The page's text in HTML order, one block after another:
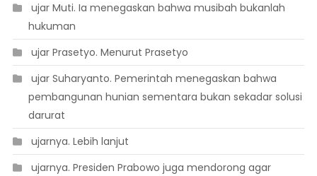
 ujar Muti. Ia menegaskan bahwa musibah bukanlah
hukuman
 ujar Prasetyo. Menurut Prasetyo
 ujar Suharyanto. Pemerintah menegaskan bahwa
pembangunan hunian sementara bukan sekadar solusi
darurat
 ujarnya. Lebih lanjut
 ujarnya. Presiden Prabowo juga mendorong agar